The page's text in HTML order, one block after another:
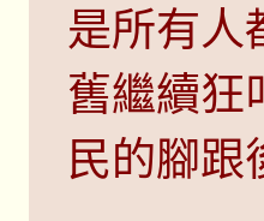
是所有人
舊繼續狂
民的腳跟